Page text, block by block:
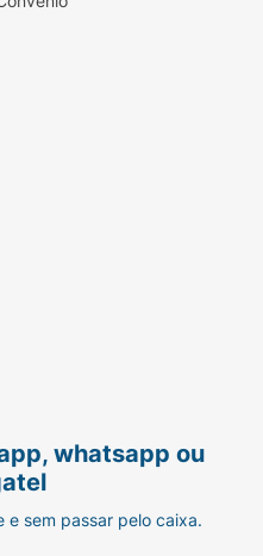
precisa que a
todo.
(Stick).
de pele, inclusive
whatsapp ou
e sem passar pelo caixa.